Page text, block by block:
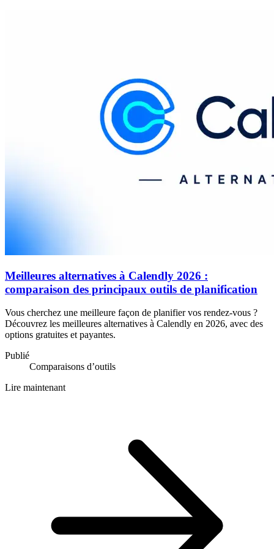
Meilleures alternatives à Calendly 2026 :
comparaison des principaux outils de planification
Vous cherchez une meilleure façon de planifier vos rendez-vous ?
Découvrez les meilleures alternatives à Calendly en 2026, avec des
options gratuites et payantes.
Publié
Comparaisons d’outils
Lire maintenant